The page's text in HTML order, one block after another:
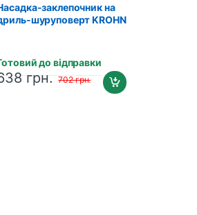
заклепочник на
шуруповерт KROHN
до відправки
грн. 702грн.